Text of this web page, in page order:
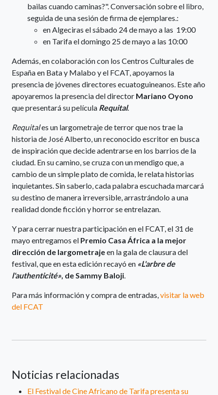
bailas cuando caminas?". Conversación sobre el libro,
seguida de una sesión de firma de ejemplares.:
en Algeciras el sábado 24 de mayo a las 19:00
en Tarifa el domingo 25 de mayo a las 10:00
Además, en colaboración con los Centros Culturales de
España en Bata y Malabo y el FCAT, apoyamos la
presencia de jóvenes directores ecuatoguineanos. Este año
apoyaremos la presencia del director Mariano Oyono
que presentará su película Requital.
Requitales un largometraje de terror que nos trae la
historia de José Alberto, un reconocido escritor en busca
de inspiración que decide adentrarse en los barrios de la
ciudad. En su camino, se cruza con un mendigo que, a
cambio de un simple plato de comida, le relata historias
inquietantes. Sin saberlo, cada palabra escuchada marcará
su destino de manera irreversible, arrastrándolo a una
realidad donde ficción y horror se entrelazan.
Y para cerrar nuestra participación en el FCAT, el 31 de
mayo entregamos el Premio Casa África a la mejor
dirección de largometrajeen la gala de clausura del
festival, que en esta edición recayó en «L'arbre de
l'authenticité», de Sammy Baloji.
Para más información y compra de entradas,visitar la web
del FCAT
Noticias relacionadas
El Festival de Cine Africano de Tarifa presenta su